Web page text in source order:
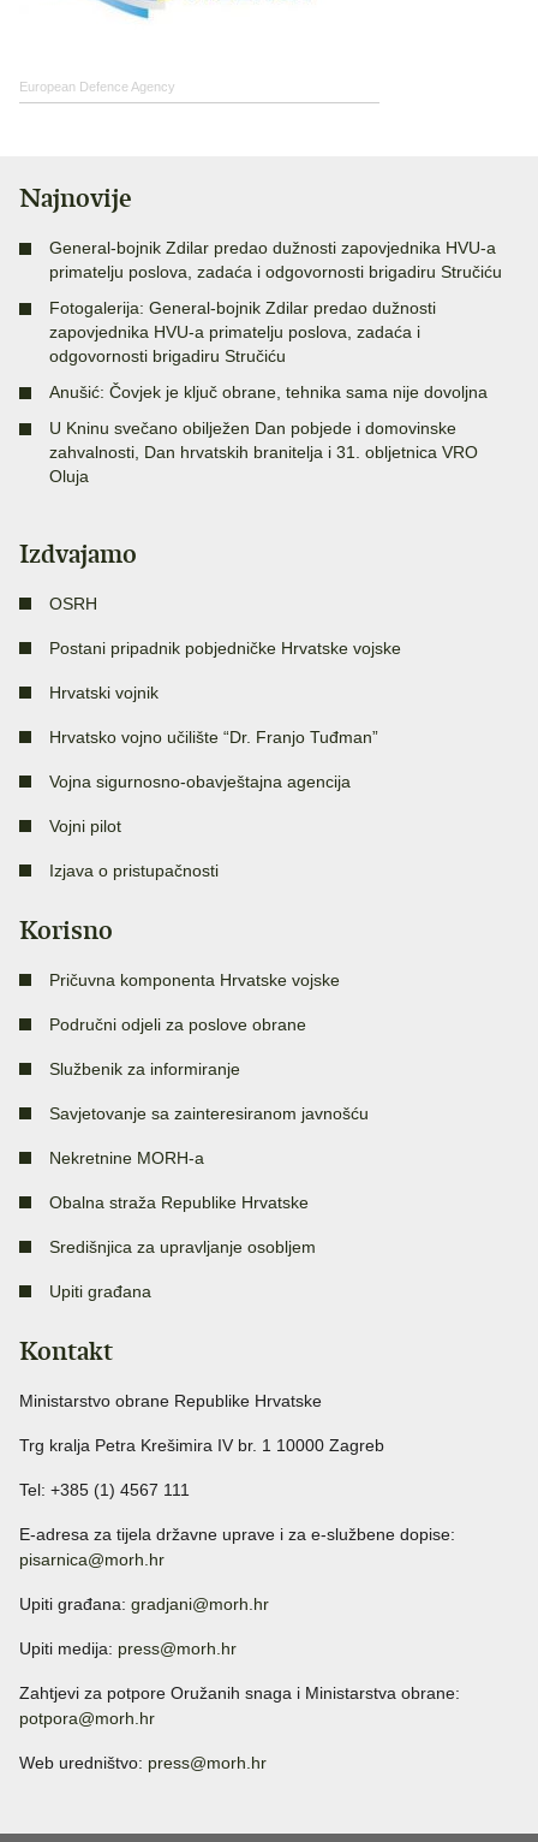
European Defence Agency
Najnovije
General-bojnik Zdilar predao dužnosti zapovjednika HVU-a
primatelju poslova, zadaća i odgovornosti brigadiru Stručiću
Fotogalerija: General-bojnik Zdilar predao dužnosti
zapovjednika HVU-a primatelju poslova, zadaća i
odgovornosti brigadiru Stručiću
Anušić: Čovjek je ključ obrane, tehnika sama nije dovoljna
U Kninu svečano obilježen Dan pobjede i domovinske
zahvalnosti, Dan hrvatskih branitelja i 31. obljetnica VRO
Oluja
Izdvajamo
OSRH
Postani pripadnik pobjedničke Hrvatske vojske
Hrvatski vojnik
Hrvatsko vojno učilište “Dr. Franjo Tuđman”
Vojna sigurnosno-obavještajna agencija
Vojni pilot
Izjava o pristupačnosti
Korisno
Pričuvna komponenta Hrvatske vojske
Područni odjeli za poslove obrane
Službenik za informiranje
Savjetovanje sa zainteresiranom javnošću
Nekretnine MORH-a
Obalna straža Republike Hrvatske
Središnjica za upravljanje osobljem
Upiti građana
Kontakt
Ministarstvo obrane Republike Hrvatske
Trg kralja Petra Krešimira IV br. 1 10000 Zagreb
Tel: +385 (1) 4567 111
E-adresa za tijela državne uprave i za e-službene dopise:
pisarnica@morh.hr
Upiti građana: gradjani@morh.hr
Upiti medija: press@morh.hr
Zahtjevi za potpore Oružanih snaga i Ministarstva obrane:
potpora@morh.hr
Web uredništvo: press@morh.hr